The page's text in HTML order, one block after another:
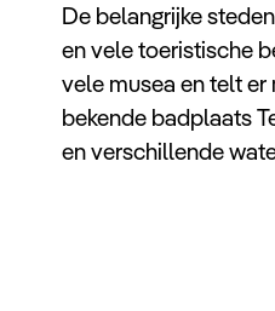
De belangrijke
en vele toeristische
vele musea en telt er
bekende badplaats
en verschillende